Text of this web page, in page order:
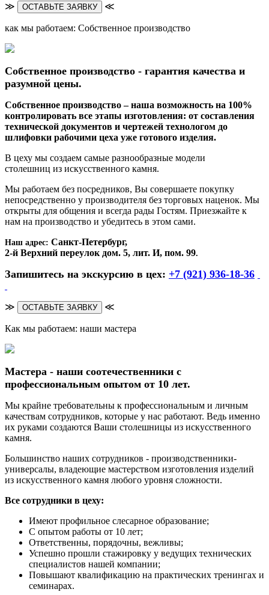
≫ ОСТАВЬТЕ ЗАЯВКУ ≪
как мы работаем: Собственное производство
Собственное производство - гарантия качества и
разумной цены.
Собственное производство – наша возможность на 100%
контролировать все этапы изготовления: от составления
технической документов и чертежей технологом до
шлифовки рабочими цеха уже готового изделия.
В цеху мы создаем самые разнообразные модели
столешниц из искусственного камня.
Мы работаем без посредников, Вы совершаете покупку
непосредственно у производителя без торговых наценок. Мы
открыты для общения и всегда рады Гостям. Приезжайте к
нам на производство и убедитесь в этом сами.
Наш адрес: Санкт-Петербург,
2-й Верхний переулок дом. 5, лит. И, пом. 99.
Запишитесь на экскурсию в цех: +7 (921) 936-18-36
≫ ОСТАВЬТЕ ЗАЯВКУ ≪
Как мы работаем: наши мастера
Мастера - наши соотечественники с
профессиональным опытом от 10 лет.
Мы крайне требовательны к профессиональным и личным
качествам сотрудников, которые у нас работают. Ведь именно
их руками создаются Ваши столешницы из искусственного
камня.
Большинство наших сотрудников - производственники-
универсалы, владеющие мастерством изготовления изделий
из искусственного камня любого уровня сложности.
Все сотрудники в цеху:
Имеют профильное слесарное образование;
С опытом работы от 10 лет;
Ответственны, порядочны, вежливы;
Успешно прошли стажировку у ведущих технических
специалистов нашей компании;
Повышают квалификацию на практических тренингах и
семинарах.